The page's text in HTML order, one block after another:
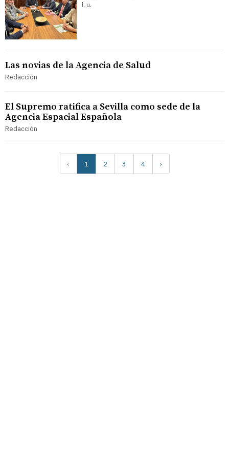
l. u.
Las novias de la Agencia de Salud
Redacción
El Supremo ratifica a Sevilla como sede de la
Agencia Espacial Española
Redacción
‹ 1 2 3 4 ›